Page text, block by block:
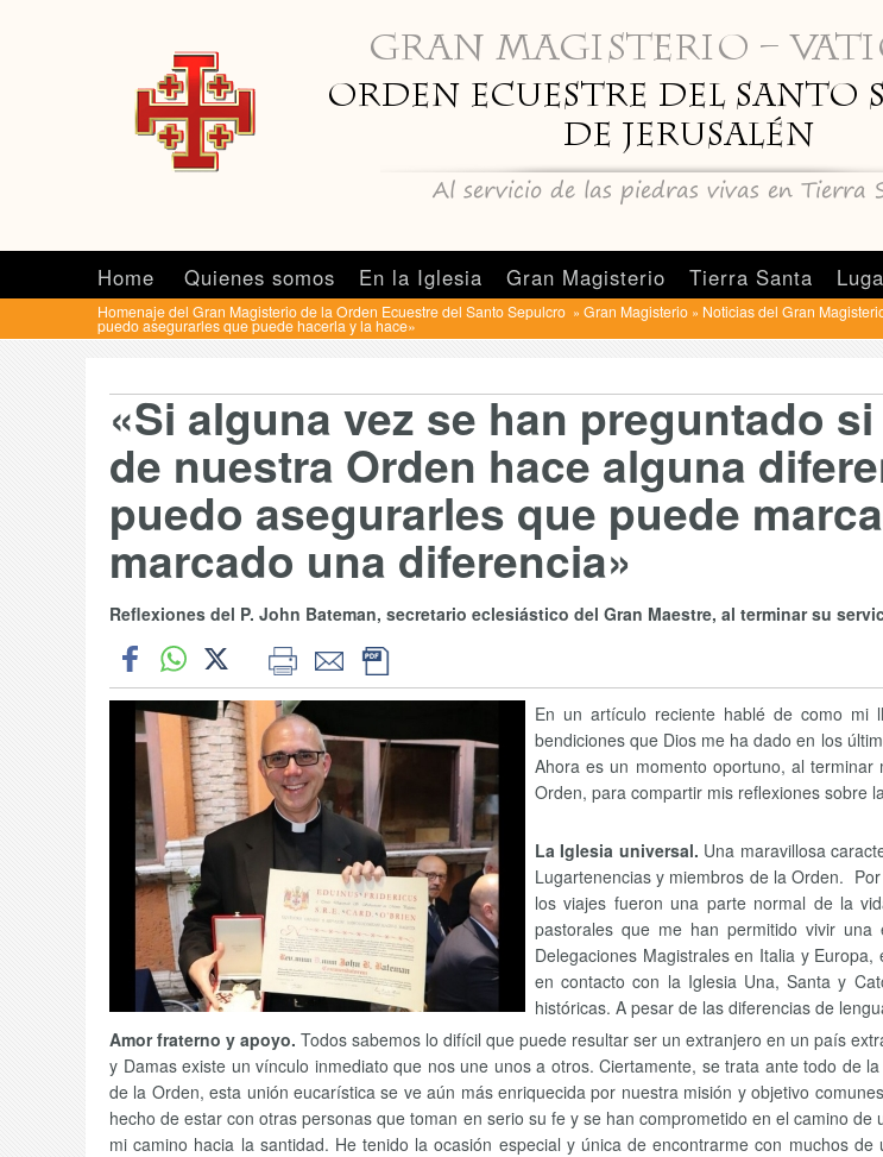
Home Quienes somos En la Iglesia Gran Magisterio Tierra Santa
Homenaje del Gran Magisterio de la Orden Ecuestre del Santo Sepulcro » Gran Magisterio » Noticias del Gran
puedo asegurarles que puede hacerla y la hace»
«Si alguna vez se han preguntado
de nuestra Orden hace alguna
puedo asegurarles que puede
marcado una diferencia»
Reflexiones del P. John Bateman, secretario eclesiástico del Gran Maestre, al terminar su
En un artículo reciente hablé de como mi
bendiciones que Dios me ha dado en los
Ahora es un momento oportuno, al
Orden, para compartir mis reflexiones sobre
La Iglesia universal. Una maravillosa
Lugartenencias y miembros de la Orden.
los viajes fueron una parte normal de la
pastorales que me han permitido vivir
Delegaciones Magistrales en Italia y
en contacto con la Iglesia Una, Santa y
históricas. A pesar de las diferencias de
Amor fraterno y apoyo. Todos sabemos lo difícil que puede resultar ser un extranjero en un país
y Damas existe un vínculo inmediato que nos une unos a otros. Ciertamente, se trata ante todo de
de la Orden, esta unión eucarística se ve aún más enriquecida por nuestra misión y objetivo
hecho de estar con otras personas que toman en serio su fe y se han comprometido en el camino
mi camino hacia la santidad. He tenido la ocasión especial y única de encontrarme con muchos